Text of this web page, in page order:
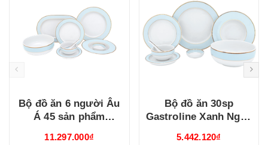
Bộ đồ ăn 6 người Âu
Á 45 sản phẩm
11.297.000₫
Bộ đồ ăn 30sp
Gastroline Xanh Ngọc
5.442.120₫